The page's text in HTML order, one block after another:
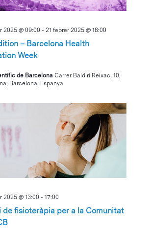
– Barcelona Health
Week
2025 @ 09:00 -21 febrer 2025 @ 18:00
de BarcelonaCarrer Baldiri Reixac, 10,
Barcelona, Espanya
de fisioteràpia per a la Comunitat
2025 @ 13:00 -17:00